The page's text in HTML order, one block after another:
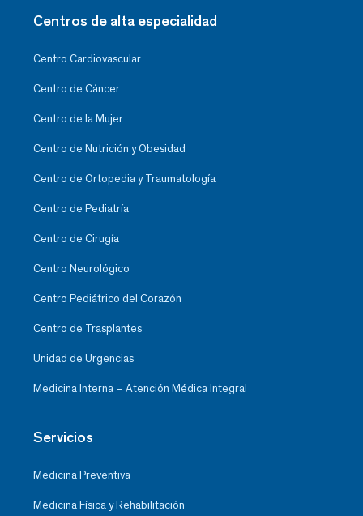
Centros de alta especialidad
Centro Cardiovascular
Centro de Cáncer
Centro de la Mujer
Centro de Nutrición y Obesidad
Centro de Ortopedia y Traumatología
Centro de Pediatría
Centro de Cirugía
Centro Neurológico
Centro Pediátrico del Corazón
Centro de Trasplantes
Unidad de Urgencias
Medicina Interna – Atención Médica Integral
Servicios
Medicina Preventiva
Medicina Física y Rehabilitación